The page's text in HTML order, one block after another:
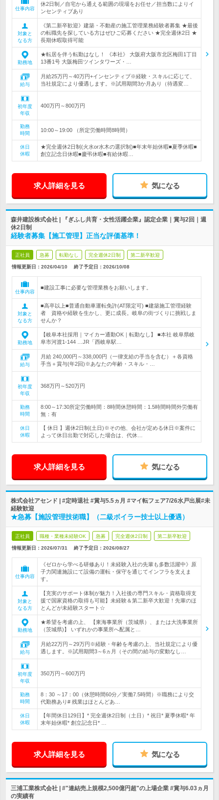
仕事内容
休2日制／自宅から通える範囲の現場をお任せ／担当数によりイ
ンセンティブあり
対象と
なる方
《第二新卒歓迎》建築・不動産の施工管理業務経験者募集 ★最後
の転職先を探している方はぜひご応募ください ★完全週休2日 ★
長期休暇取得可能
勤務地
★転居を伴う転勤はなし！ 《本社》 大阪府大阪市北区梅田1丁目
13番1号 大阪梅田ツインタワーズ・…
給与
月給25万円～40万円+インセンティブ※経験・スキルに応じて、
当社規定により優遇します。※試用期間3か月あり（待遇変…
初年度
年収
400万円～800万円
勤務
時間
10:00～19:00 （所定労働時間8時間）
休日
休暇
★完全週休2日制(火水or水木の選択制)■年末年始休暇■夏季休暇■
創立記念日休暇■慶弔休暇■有給休暇…
求人詳細を見る 気になる
森井建設株式会社 | 『ぎふし共育・女性活躍企業』認定企業｜賞与2回｜週
休2日制
経験者募集【施工管理】正当な評価基準！
正社員 急募 転勤なし 完全週休2日制 第二新卒歓迎
情報更新日：2026/04/10 終了予定日： 2026/10/08
仕事内容
■建設工事に必要な管理業務をお願いします。
対象と
なる方
■高卒以上■普通自動車運転免許(AT限定可) ■建築施工管理経験
者 資格や経験を生かし、更に成長。岐阜の街づくりに挑戦しま
せんか？
勤務地
【岐阜本社採用｜マイカー通勤OK｜転勤なし】 ■本社 岐阜県岐
阜市河渡1-144 …JR「西岐阜駅…
給与
月給 240,000円～338,000円（一律支給の手当を含む）＋各資格
手当＋賞与(年2回)※あなたの年齢・スキル・…
初年度
年収
368万円～520万円
勤務
時間
8:00～17:30所定労働時間：8時間休憩時間：1.5時間時間外労働有
無：有
休日
休暇
【 休日 】週休2日制(土日)※その他、会社が定める休日※案件に
よって休日出勤で対応した場合は、代休…
求人詳細を見る 気になる
株式会社アセンド | #定時退社 #賞与5.5ヵ月 #マイ転フェア7/26水戸出展#未
経験歓迎
★急募【施設管理技術職】（二級ボイラー技士以上優遇）
正社員 職種・業種未経験OK 急募 完全週休2日制 第二新卒歓迎
情報更新日：2026/07/31 終了予定日： 2026/08/27
仕事内容
《ゼロから学べる研修あり！未経験入社の先輩も多数活躍中》原
子力関連施設にて設備の運転・保守を通じてインフラを支えま
す。
対象と
なる方
【充実のサポート体制が魅力！入社後の専門スキル・資格取得支
援で国家資格の取得も可能】未経験＆第二新卒大歓迎！先輩のほ
とんどが未経験スタート☆
勤務地
★希望を考慮の上、 【東海事業所（茨城県）、または大洗事業所
（茨城県)】 いずれかの事業所へ配属と…
給与
月給22万円～29万円※経験・年齢を考慮の上、当社規定により優
遇します。※試用期間3～6ヵ月（その間の給与の変動なし…
初年度
年収
350万円～600万円
勤務
時間
8：30 ～17：00（休憩時間60分／実働7.5時間）※職務により交
代勤務あり# 残業はほとんどあ…
休日
休暇
【年間休日129日】* 完全週休2日制（土日）* 祝日* 夏季休暇* 年
末年始休暇* 創立記念日* …
求人詳細を見る 気になる
三浦工業株式会社 | #"連結売上規模2,500億円超"の上場企業 #賞与6.03ヵ月
の実績有